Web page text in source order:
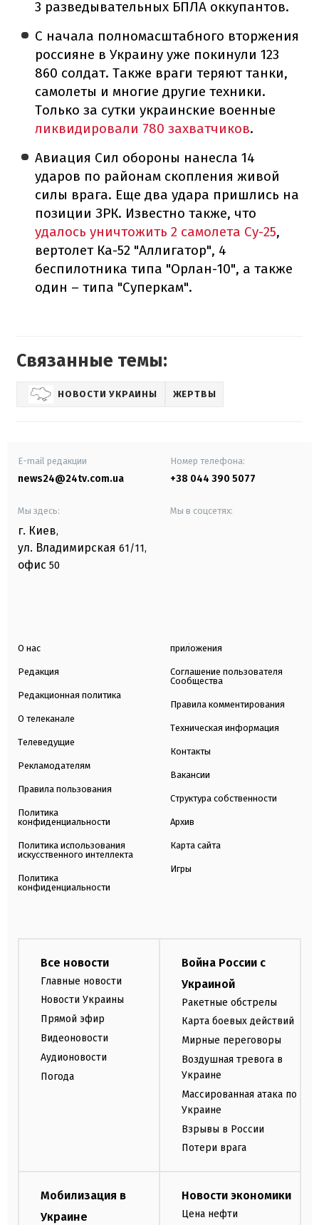
3 разведывательных БПЛА оккупантов.
С начала полномасштабного вторжения
россияне в Украину уже покинули 123
860 солдат. Также враги теряют танки,
самолеты и многие другие техники.
Только за сутки украинские военные
ликвидировали 780 захватчиков.
Авиация Сил обороны нанесла 14
ударов по районам скопления живой
силы врага. Еще два удара пришлись на
позиции ЗРК. Известно также, что
удалось уничтожить 2 самолета Су-25,
вертолет Ка-52 "Аллигатор", 4
беспилотника типа "Орлан-10", а также
один – типа "Суперкам".
Связанные темы:
НОВОСТИ УКРАИНЫ ЖЕРТВЫ
E-mail редакции
news24@24tv.com.ua
Номер телефона:
+38 044 390 5077
Мы здесь:
г. Киев,
ул. Владимирская 61/11,
офис 50
Мы в соцсетях:
О нас
Редакция
Редакционная политика
О телеканале
Телеведущие
Рекламодателям
Правила пользования
Политика
конфиденциальности
Политика использования
искусственного интеллекта
Политика
конфиденциальности
приложения
Соглашение пользователя
Сообщества
Правила комментирования
Техническая информация
Контакты
Вакансии
Структура собственности
Архив
Карта сайта
Игры
Все новости
Главные новости
Новости Украины
Прямой эфир
Видеоновости
Аудионовости
Погода
Война России с
Украиной
Ракетные обстрелы
Карта боевых действий
Мирные переговоры
Воздушная тревога в
Украине
Массированная атака по
Украине
Взрывы в России
Потери врага
Мобилизация в
Украине
Новости экономики
Цена нефти